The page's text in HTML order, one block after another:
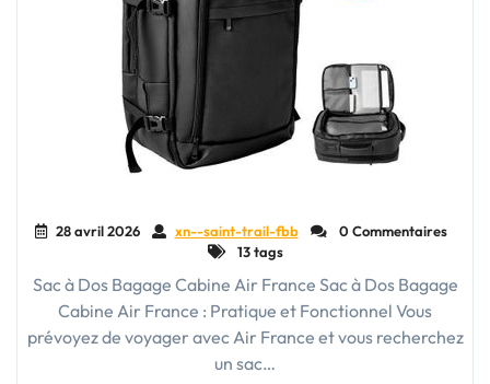
28 avril 2026 xn--saint-trail-fbb
0 Commentaires
13 tags
Sac à Dos Bagage Cabine Air France Sac à Dos Bagage
Cabine Air France : Pratique et Fonctionnel Vous
prévoyez de voyager avec Air France et vous recherchez
un sac…